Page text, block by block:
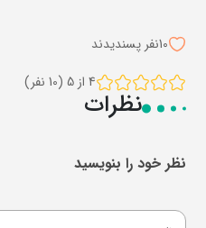
10نفر پسندیدند
4 از 5 (10 نفر)
نظرات
نظر خود را بنویسید